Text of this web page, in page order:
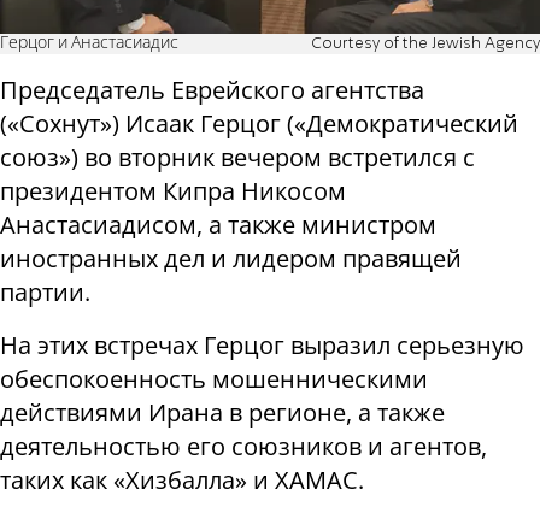
Герцог и Анастасиадис Courtesy of the Jewish Agency
Председатель Еврейского агентства
(«Сохнут») Исаак Герцог («Демократический
союз») во вторник вечером встретился с
президентом Кипра Никосом
Анастасиадисом, а также министром
иностранных дел и лидером правящей
партии.
На этих встречах Герцог выразил серьезную
обеспокоенность мошенническими
действиями Ирана в регионе, а также
деятельностью его союзников и агентов,
таких как «Хизбалла» и ХАМАС.